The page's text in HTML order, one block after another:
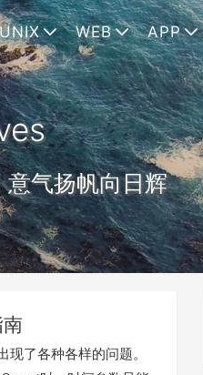
UNIX WEB APP
气扬帆向日辉
了各种各样的问题。